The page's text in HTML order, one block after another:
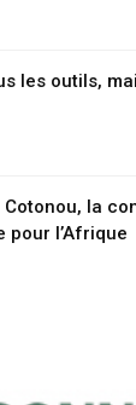
les outils,
la
pour l’Afrique